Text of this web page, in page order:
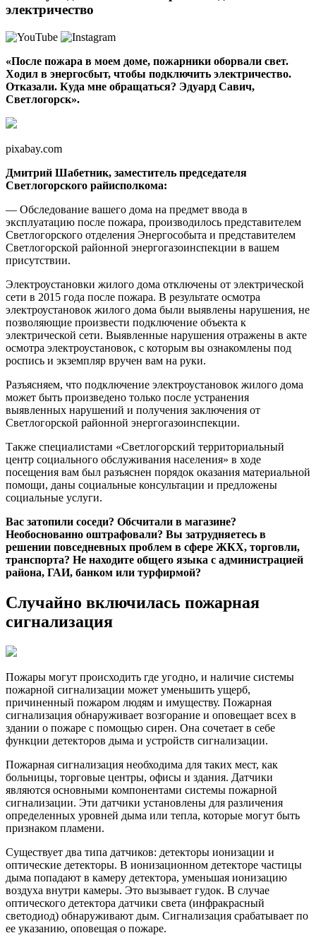
электричество
«После пожара в моем доме, пожарники оборвали свет.
Ходил в энергосбыт, чтобы подключить электричество.
Отказали. Куда мне обращаться? Эдуард Савич,
Светлогорск».
pixabay.com
Дмитрий Шабетник, заместитель председателя
Светлогорского райисполкома:
— Обследование вашего дома на предмет ввода в
эксплуатацию после пожара, производилось представителем
Светлогорского отделения Энергособыта и представителем
Светлогорской районной энергогазоинспекции в вашем
присутствии.
Электроустановки жилого дома отключены от электрической
сети в 2015 года после пожара. В результате осмотра
электроустановок жилого дома были выявлены нарушения, не
позволяющие произвести подключение объекта к
электрической сети. Выявленные нарушения отражены в акте
осмотра электроустановок, с которым вы ознакомлены под
роспись и экземпляр вручен вам на руки.
Разъясняем, что подключение электроустановок жилого дома
может быть произведено только после устранения
выявленных нарушений и получения заключения от
Светлогорской районной энергогазоинспекции.
Также специалистами «Светлогорский территориальный
центр социального обслуживания населения» в ходе
посещения вам был разъяснен порядок оказания материальной
помощи, даны социальные консультации и предложены
социальные услуги.
Вас затопили соседи? Обсчитали в магазине?
Необоснованно оштрафовали? Вы затрудняетесь в
решении повседневных проблем в сфере ЖКХ, торговли,
транспорта? Не находите общего языка с администрацией
района, ГАИ, банком или турфирмой?
Случайно включилась пожарная
сигнализация
Пожары могут происходить где угодно, и наличие системы
пожарной сигнализации может уменьшить ущерб,
причиненный пожаром людям и имуществу. Пожарная
сигнализация обнаруживает возгорание и оповещает всех в
здании о пожаре с помощью сирен. Она сочетает в себе
функции детекторов дыма и устройств сигнализации.
Пожарная сигнализация необходима для таких мест, как
больницы, торговые центры, офисы и здания. Датчики
являются основными компонентами системы пожарной
сигнализации. Эти датчики установлены для различения
определенных уровней дыма или тепла, которые могут быть
признаком пламени.
Существует два типа датчиков: детекторы ионизации и
оптические детекторы. В ионизационном детекторе частицы
дыма попадают в камеру детектора, уменьшая ионизацию
воздуха внутри камеры. Это вызывает гудок. В случае
оптического детектора датчики света (инфракрасный
светодиод) обнаруживают дым. Сигнализация срабатывает по
ее указанию, оповещая о пожаре.